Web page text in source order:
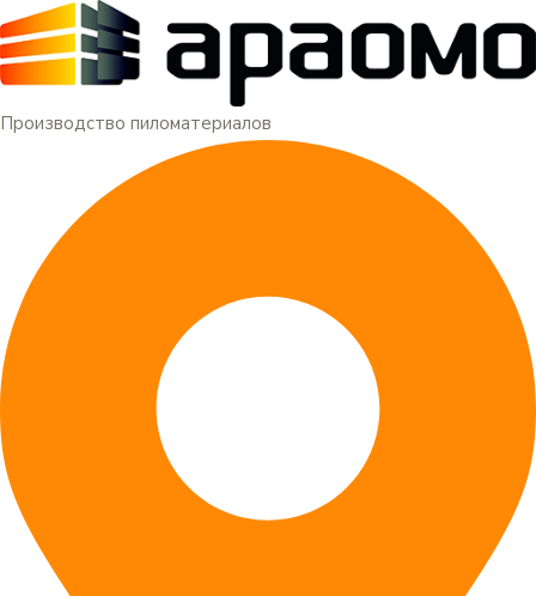
Производство пиломатериалов
Меню
Перейти
к
содержимому